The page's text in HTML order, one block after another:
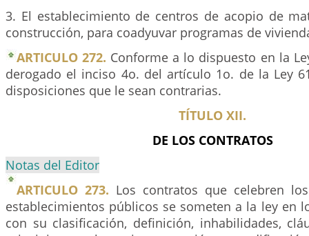
3. El establecimiento de centros de acopio de
construcción, para coadyuvar programas de
ARTICULO 272. Conforme a lo dispuesto en la
derogado el inciso 4o. del artículo 1o. de la Ley
disposiciones que le sean contrarias.
TÍTULO XII.
DE LOS CONTRATOS
Notas del Editor
ARTICULO 273. Los contratos que celebren
establecimientos públicos se someten a la ley en
con su clasificación, definición, inhabilidades,